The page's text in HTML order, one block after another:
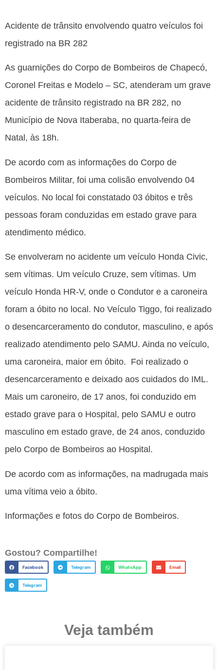
Acidente de trânsito envolvendo quatro veículos foi
registrado na BR 282
As guarnições do Corpo de Bombeiros de Chapecó,
Coronel Freitas e Modelo – SC, atenderam um grave
acidente de trânsito registrado na BR 282, no
Município de Nova Itaberaba, no quarta-feira de
Natal, às 18h.
De acordo com as informações do Corpo de
Bombeiros Militar, foi uma colisão envolvendo 04
veículos. No local foi constatado 03 óbitos e três
pessoas foram conduzidas em estado grave para
atendimento médico.
Se envolveram no acidente um veículo Honda Civic,
sem vítimas. Um veículo Cruze, sem vítimas. Um
veículo Honda HR-V, onde o Condutor e a caroneira
foram a óbito no local. No Veículo Tiggo, foi realizado
o desencarceramento do condutor, masculino, e após
realizado atendimento pelo SAMU. Ainda no veículo,
uma caroneira, maior em óbito. Foi realizado o
desencarceramento e deixado aos cuidados do IML.
Mais um caroneiro, de 17 anos, foi conduzido em
estado grave para o Hospital, pelo SAMU e outro
masculino em estado grave, de 24 anos, conduzido
pelo Corpo de Bombeiros ao Hospital.
De acordo com as informações, na madrugada mais
uma vítima veio a óbito.
Informações e fotos do Corpo de Bombeiros.
Gostou? Compartilhe!
Facebook Telegram WhatsApp Email
Telegram
Veja também